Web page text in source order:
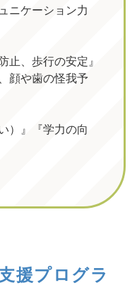
ニケーション力
止、歩行の安定』
顔や歯の怪我予
）』『学力の向
援プログラ